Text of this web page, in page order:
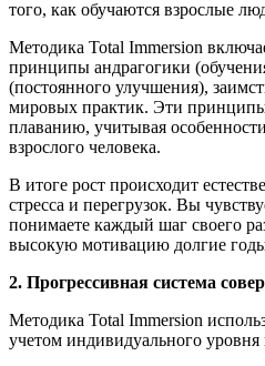
того, как обучаются взрослые
Методика Total Immersion
принципы андрагогики
(постоянного улучшения),
мировых практик. Эти
плаванию, учитывая
взрослого человека.
В итоге рост происходит
стресса и перегрузок. Вы
понимаете каждый шаг своего
высокую мотивацию долгие
2. Прогрессивная система
Методика Total Immersion
учетом индивидуального уровня